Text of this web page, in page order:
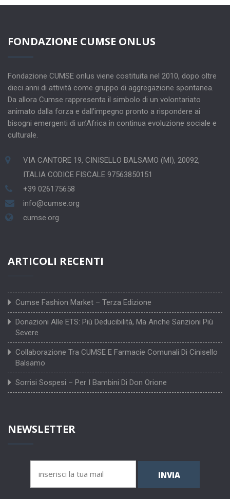
FONDAZIONE CUMSE ONLUS
Fondazione CUMSE onlus viene costituita nel 2010, dopo oltre
dieci anni di attività come gruppo di aggregazione spontanea.
Da allora Cumse rappresenta il simbolo di un volontariato
animato dalla forza e dall’impegno pronto a rispondere ai
bisogni emergenti di un’Africa in continua evoluzione sociale e
culturale.
VIA CANTORE 19, CINISELLO BALSAMO (MI), 20092,
ITALIA CODICE FISCALE 97563850151
+39 026175658
info@cumse.org
cumse.org
ARTICOLI RECENTI
Cumse Fashion Market – Terza Edizione
Donazioni Alle ETS: Più Deducibilità, Ma Anche Sanzioni Più
Severe
Collaborazione Tra CUMSE E Farmacie Comunali Di Cinisello
Balsamo
Sorrisi Sospesi – Per I Bambini Di Don Orione
NEWSLETTER
INVIA